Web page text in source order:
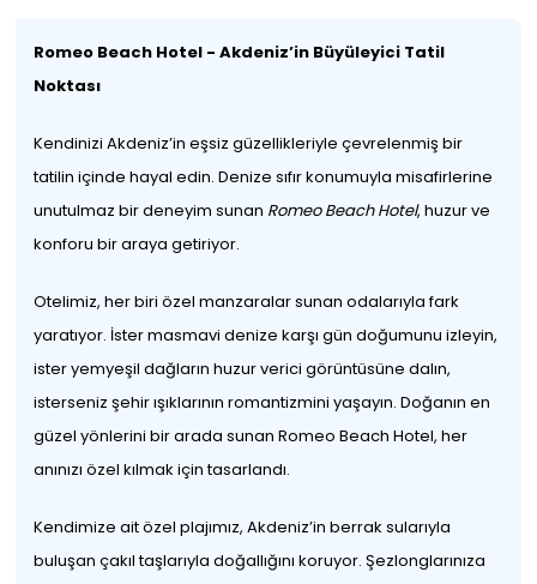
Romeo Beach Hotel - Akdeniz’in Büyüleyici Tatil
Noktası
Kendinizi Akdeniz’in eşsiz güzellikleriyle çevrelenmiş bir
tatilin içinde hayal edin. Denize sıfır konumuyla misafirlerine
unutulmaz bir deneyim sunan Romeo Beach Hotel, huzur ve
konforu bir araya getiriyor.
Otelimiz, her biri özel manzaralar sunan odalarıyla fark
yaratıyor. İster masmavi denize karşı gün doğumunu izleyin,
ister yemyeşil dağların huzur verici görüntüsüne dalın,
isterseniz şehir ışıklarının romantizmini yaşayın. Doğanın en
güzel yönlerini bir arada sunan Romeo Beach Hotel, her
anınızı özel kılmak için tasarlandı.
Kendimize ait özel plajımız, Akdeniz’in berrak sularıyla
buluşan çakıl taşlarıyla doğallığını koruyor. Şezlonglarınıza